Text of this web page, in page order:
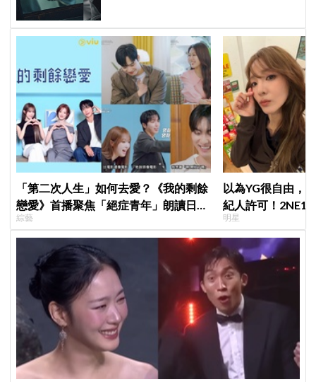
「第二次人生」如何去愛？《我的剩餘
戀愛》首播聚焦「絕症青年」朗讀日記
全場淚崩，初見面竟「撞見舊識」！
綜藝
以為YG很自由，
紀人許可！2NE1
羨慕少女時代」
明星